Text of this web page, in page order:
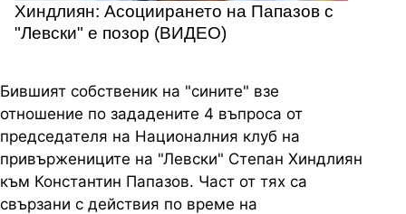
Хиндлиян: Асоциирането на Папазов с
"Левски" е позор (ВИДЕО)
Бившият собственик на "сините" взе
отношение по зададените 4 въпроса от
председателя на Националния клуб на
привържениците на "Левски" Степан Хиндлиян
към Константин Папазов. Част от тях са
свързани с действия по време на